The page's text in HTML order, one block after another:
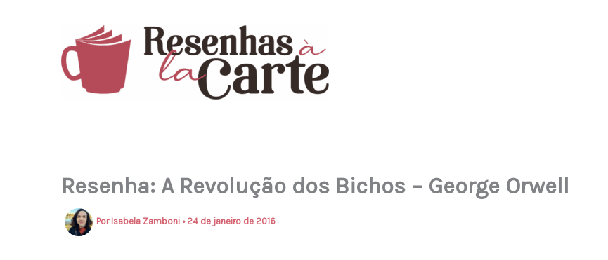
Resenha: A Revolução dos Bichos – George Orwell
Por Isabela Zamboni • 24 de janeiro de 2016